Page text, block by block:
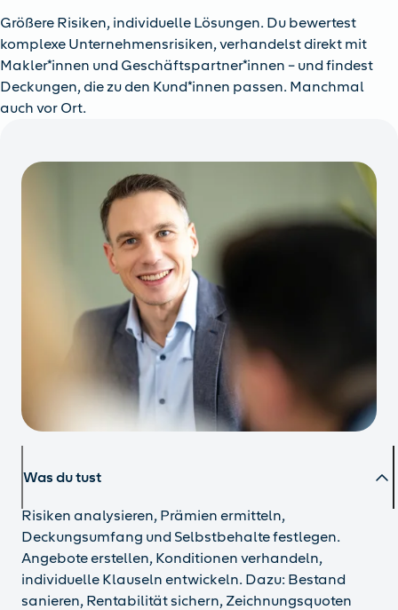
Größere Risiken, individuelle Lösungen. Du bewertest
komplexe Unternehmensrisiken, verhandelst direkt mit
Makler*innen und Geschäftspartner*innen – und findest
Deckungen, die zu den Kund*innen passen. Manchmal
auch vor Ort.
Was du tust
Risiken analysieren, Prämien ermitteln,
Deckungsumfang und Selbstbehalte festlegen.
Angebote erstellen, Konditionen verhandeln,
individuelle Klauseln entwickeln. Dazu: Bestand
sanieren, Rentabilität sichern, Zeichnungsquoten